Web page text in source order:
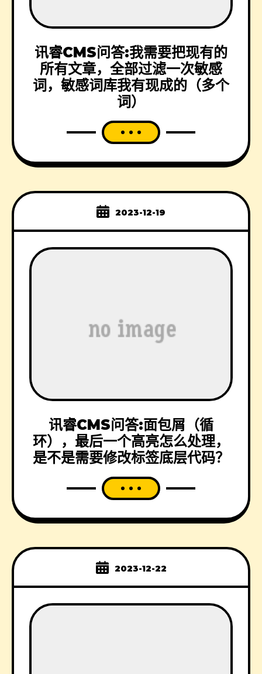
讯睿CMS问答:我需要把现有的
所有文章，全部过滤一次敏感
词，敏感词库我有现成的（多个
词）
2023-12-19
讯睿CMS问答:面包屑（循
环），最后一个高亮怎么处理，
是不是需要修改标签底层代码？
2023-12-22